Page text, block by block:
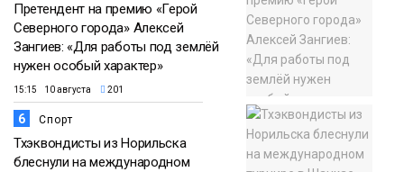
Претендент на премию «Герой
Северного города» Алексей
Зангиев: «Для работы под землёй
нужен особый характер»
15:15 10 августа 201
6 Спорт
Тхэквондисты из Норильска
блеснули на международном